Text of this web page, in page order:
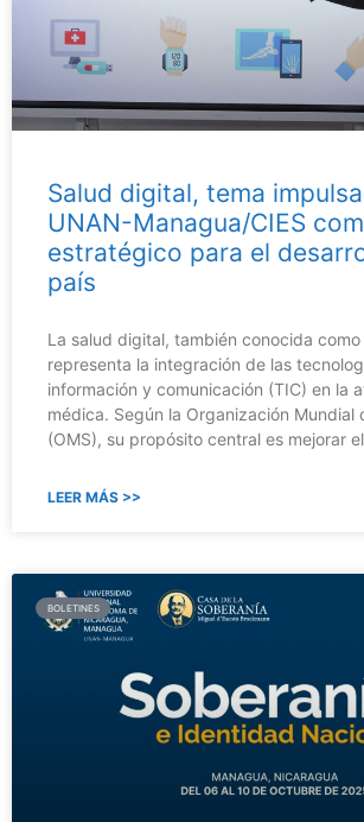
Salud digital, tema
UNAN-Managua/CIES
estratégico para el
país
La salud digital, también conocida como
representa la integración de las
información y comunicación (TIC) en la
médica. Según la Organización Mundial
(OMS), su propósito central es mejorar
LEER MÁS >>
BOLETINES